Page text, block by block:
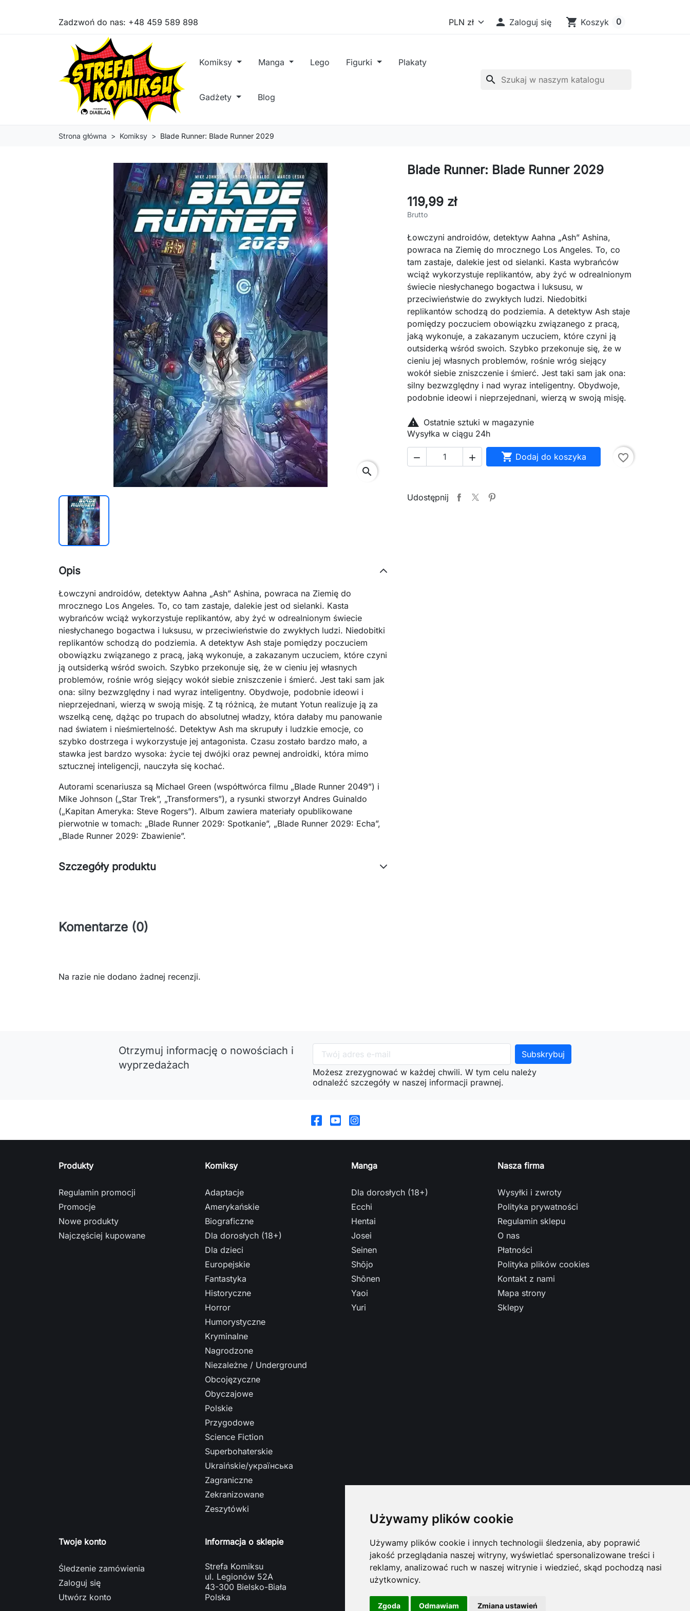
Używamy plików cookie
Używamy plików cookie i innych technologii śledzenia, aby poprawić
jakość przeglądania naszej witryny, wyświetlać spersonalizowane treści i
reklamy, analizować ruch w naszej witrynie i wiedzieć, skąd pochodzą nasi
użytkownicy.
Zgoda Odmawiam Zmiana ustawień
Zadzwoń do nas: +48 459 589 898  Zaloguj się shopping_cart Koszyk 0
Komiksy Manga Lego Figurki Plakaty
Gadżety Blog
search
Strona główna Komiksy Blade Runner: Blade Runner 2029
search
Blade Runner: Blade Runner 2029
119,99 zł
Brutto
Łowczyni androidów, detektyw Aahna „Ash” Ashina,
powraca na Ziemię do mrocznego Los Angeles. To, co
tam zastaje, dalekie jest od sielanki. Kasta wybrańców
wciąż wykorzystuje replikantów, aby żyć w odrealnionym
świecie niesłychanego bogactwa i luksusu, w
przeciwieństwie do zwykłych ludzi. Niedobitki
replikantów schodzą do podziemia. A detektyw Ash staje
pomiędzy poczuciem obowiązku związanego z pracą,
jaką wykonuje, a zakazanym uczuciem, które czyni ją
outsiderką wśród swoich. Szybko przekonuje się, że w
cieniu jej własnych problemów, rośnie wróg siejący
wokół siebie zniszczenie i śmierć. Jest taki sam jak ona:
silny bezwzględny i nad wyraz inteligentny. Obydwoje,
podobnie ideowi i nieprzejednani, wierzą w swoją misję.
 Ostatnie sztuki w magazynie
Wysyłka w ciągu 24h
   Dodaj do koszyka favorite_border
Udostępnij
Opis
Łowczyni androidów, detektyw Aahna „Ash” Ashina, powraca na Ziemię do
mrocznego Los Angeles. To, co tam zastaje, dalekie jest od sielanki. Kasta
wybrańców wciąż wykorzystuje replikantów, aby żyć w odrealnionym świecie
niesłychanego bogactwa i luksusu, w przeciwieństwie do zwykłych ludzi. Niedobitki
replikantów schodzą do podziemia. A detektyw Ash staje pomiędzy poczuciem
obowiązku związanego z pracą, jaką wykonuje, a zakazanym uczuciem, które czyni
ją outsiderką wśród swoich. Szybko przekonuje się, że w cieniu jej własnych
problemów, rośnie wróg siejący wokół siebie zniszczenie i śmierć. Jest taki sam jak
ona: silny bezwzględny i nad wyraz inteligentny. Obydwoje, podobnie ideowi i
nieprzejednani, wierzą w swoją misję. Z tą różnicą, że mutant Yotun realizuje ją za
wszelką cenę, dążąc po trupach do absolutnej władzy, która dałaby mu panowanie
nad światem i nieśmiertelność. Detektyw Ash ma skrupuły i ludzkie emocje, co
szybko dostrzega i wykorzystuje jej antagonista. Czasu zostało bardzo mało, a
stawka jest bardzo wysoka: życie tej dwójki oraz pewnej androidki, która mimo
sztucznej inteligencji, nauczyła się kochać.
Autorami scenariusza są Michael Green (współtwórca filmu „Blade Runner 2049”) i
Mike Johnson („Star Trek”, „Transformers”), a rysunki stworzył Andres Guinaldo
(„Kapitan Ameryka: Steve Rogers”). Album zawiera materiały opublikowane
pierwotnie w tomach: „Blade Runner 2029: Spotkanie”, „Blade Runner 2029: Echa”,
„Blade Runner 2029: Zbawienie”.
Szczegóły produktu
Komentarze (0)
Na razie nie dodano żadnej recenzji.
Otrzymuj informację o nowościach i
wyprzedażach
Możesz zrezygnować w każdej chwili. W tym celu należy
odnaleźć szczegóły w naszej informacji prawnej.
Produkty
Regulamin promocji
Promocje
Nowe produkty
Najczęściej kupowane
Komiksy
Adaptacje
Amerykańskie
Biograficzne
Dla dorosłych (18+)
Dla dzieci
Europejskie
Fantastyka
Historyczne
Horror
Humorystyczne
Kryminalne
Nagrodzone
Niezależne / Underground
Obcojęzyczne
Obyczajowe
Polskie
Przygodowe
Science Fiction
Superbohaterskie
Ukraińskie/українська
Zagraniczne
Zekranizowane
Zeszytówki
Manga
Dla dorosłych (18+)
Ecchi
Hentai
Josei
Seinen
Shōjo
Shōnen
Yaoi
Yuri
Nasza firma
Wysyłki i zwroty
Polityka prywatności
Regulamin sklepu
O nas
Płatności
Polityka plików cookies
Kontakt z nami
Mapa strony
Sklepy
Twoje konto
Śledzenie zamówienia
Zaloguj się
Utwórz konto
Informacja o sklepie
Strefa Komiksu
ul. Legionów 52A
43-300 Bielsko-Biała
Polska